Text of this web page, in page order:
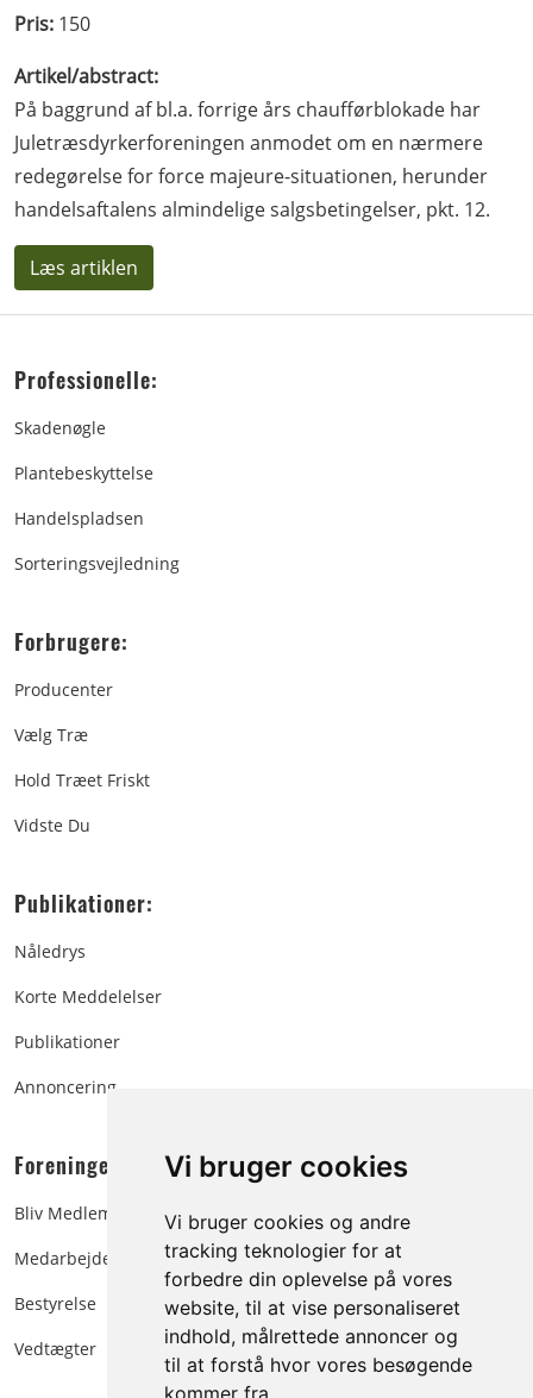
Vi bruger cookies
Vi bruger cookies og andre
tracking teknologier for at
forbedre din oplevelse på vores
website, til at vise personaliseret
indhold, målrettede annoncer og
til at forstå hvor vores besøgende
kommer fra.
Pris: 150
Artikel/abstract:
På baggrund af bl.a. forrige års chaufførblokade har
Juletræsdyrkerforeningen anmodet om en nærmere
redegørelse for force majeure-situationen, herunder
handelsaftalens almin­delige salgsbetingelser, pkt. 12.
Læs artiklen
Professionelle:
Skadenøgle
Plantebeskyttelse
Handelspladsen
Sorteringsvejledning
Forbrugere:
Producenter
Vælg Træ
Hold Træet Friskt
Vidste Du
Publikationer:
Nåledrys
Korte Meddelelser
Publikationer
Annoncering
Foreningen:
Bliv Medlem
Medarbejdere
Bestyrelse
Vedtægter